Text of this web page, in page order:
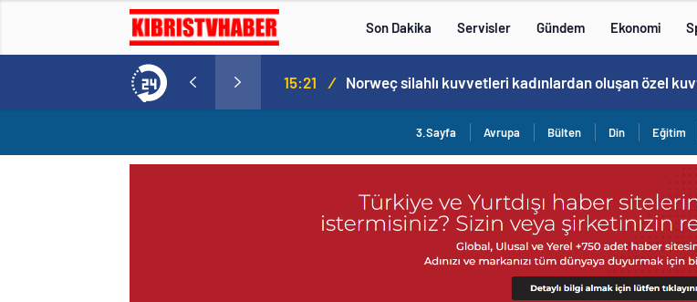
Son Dakika Servisler Gündem Ekonomi
Norweç silahlı kuvvetleri kadınlardan oluşan özel kuvvetler eğitimlerini başlattı. 15:20 /
3.Sayfa Avrupa Bülten Din Eğitim